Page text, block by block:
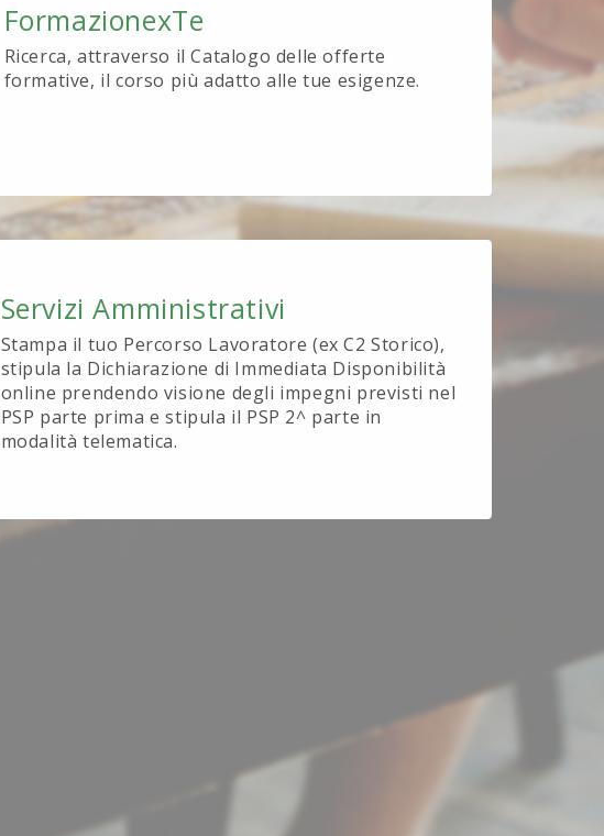
FormazionexTe
Ricerca, attraverso il Catalogo delle offerte
formative, il corso più adatto alle tue esigenze.
Servizi Amministrativi
Stampa il tuo Percorso Lavoratore (ex C2 Storico),
stipula la Dichiarazione di Immediata Disponibilità
online prendendo visione degli impegni previsti nel
PSP parte prima e stipula il PSP 2^ parte in
modalità telematica.